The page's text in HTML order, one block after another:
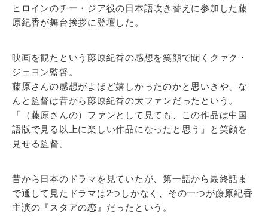
ヒロインのチー・ジア役の日本語吹き替えに参加した藤
原紀香が舞台挨拶に登壇した。
映画を観たという藤原紀香の感想を笑顔で聞くクァク・
ジェヨン監督。
藤原さんの感想がよほど嬉しかったのかと思いきや、な
んと監督は昔から藤原紀香の大ファンだったという。
「（藤原さんの）ファンとして見ても、この作品は中国
語版で見る以上に楽しい作品になったと思う」と笑顔を
見せる監督。
昔から日本のドラマを見ていたが、第一話から最終話ま
で通して見たドラマは2つしかなく、その一つが藤原紀香
主演の『スタアの恋』だったという。